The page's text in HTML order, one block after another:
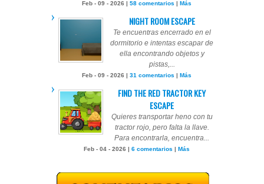
Feb - 09 - 2026 | 58 comentarios Más
NIGHT ROOM ESCAPE
Te encuentras encerrado en el
dormitorio e intentas escapar de
ella encontrando objetos y
pistas,...
Feb - 09 - 2026 | 31 comentarios Más
FIND THE RED TRACTOR KEY
ESCAPE
Quieres transportar heno con tu
tractor rojo, pero falta la llave.
Para encontrarla, encuentra...
Feb - 04 - 2026 | 6 comentarios Más